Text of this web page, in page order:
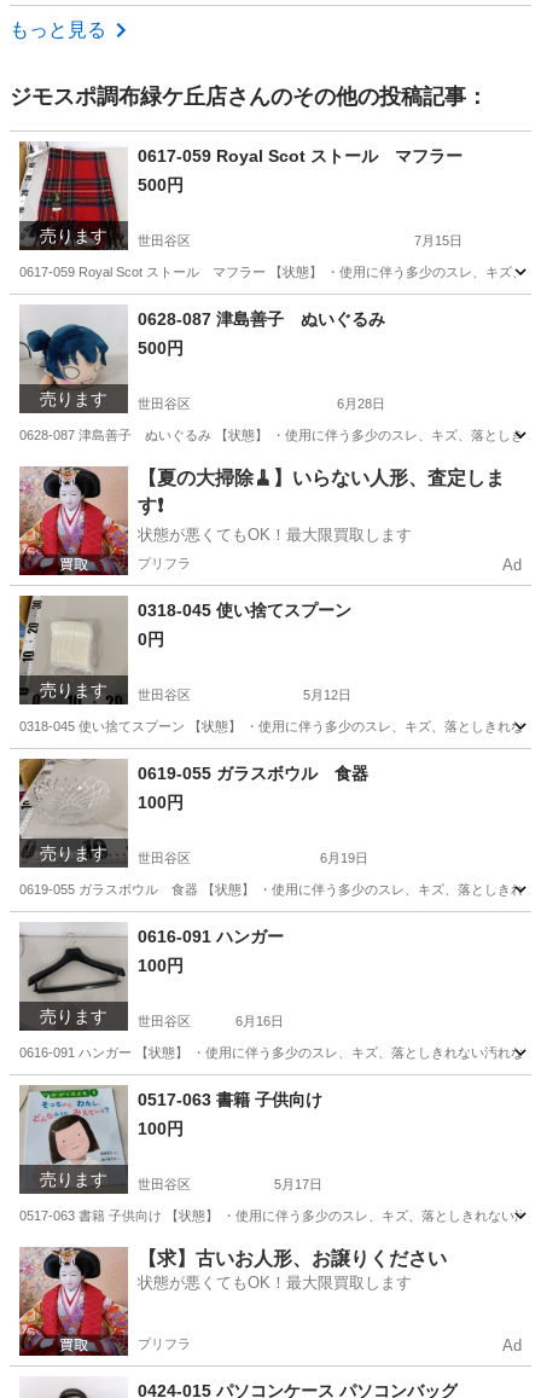
東京 調布市
もっと見る
ジモスポ調布緑ケ丘店さんのその他の投稿記事：
売ります
0617-059 Royal Scot ストール マフラー
500円
世田谷区 7月15日
0617-059 Royal Scot ストール マフラー 【状態】 ・使用に伴う多少のスレ、キズ、
現地
売ります
0628-087 津島善子 ぬいぐるみ
500円
世田谷区 6月28日
0628-087 津島善子 ぬいぐるみ 【状態】 ・使用に伴う多少のスレ、キズ、落としき
東京 世田谷区 おもちゃ 現地
【夏の大掃除🧹】いらない人形、査定しま
す❗️
状態が悪くてもOK！最大限買取します
プリフラ Ad
売ります
0318-045 使い捨てスプーン
0円
世田谷区 5月12日
0318-045 使い捨てスプーン 【状態】 ・使用に伴う多少のスレ、キズ、落としきれ
東京 世田谷区
売ります
0619-055 ガラスボウル 食器
100円
世田谷区 6月19日
0619-055 ガラスボウル 食器 【状態】 ・使用に伴う多少のスレ、キズ、落としきれ
売ります
0616-091 ハンガー
100円
世田谷区 6月16日
0616-091 ハンガー 【状態】 ・使用に伴う多少のスレ、キズ、落としきれない汚れ
東京 世田谷区 洗濯用品 現地
売ります
0517-063 書籍 子供向け
100円
世田谷区 5月17日
0517-063 書籍 子供向け 【状態】 ・使用に伴う多少のスレ、キズ、落としきれない
東京 世田谷区 本/CD/DVD 現地
【求】古いお人形、お譲りください
状態が悪くてもOK！最大限買取します
プリフラ Ad
0424-015 パソコンケース パソコンバッグ